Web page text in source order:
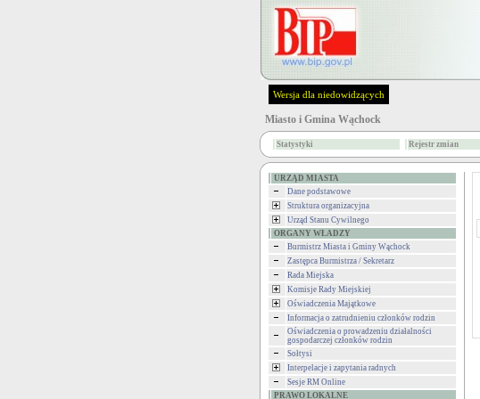
Wersja dla niedowidzących
Miasto i Gmina Wąchock
Statystyki Rejestr zmian
URZĄD MIASTA
Dane podstawowe
Struktura organizacyjna
Urząd Stanu Cywilnego
ORGANY WŁADZY
Burmistrz Miasta i Gminy Wąchock
Zastępca Burmistrza / Sekretarz
Rada Miejska
Komisje Rady Miejskiej
Oświadczenia Majątkowe
Informacja o zatrudnieniu członków rodzin
Oświadczenia o prowadzeniu działalności
gospodarczej członków rodzin
Sołtysi
Interpelacje i zapytania radnych
Sesje RM Online
PRAWO LOKALNE